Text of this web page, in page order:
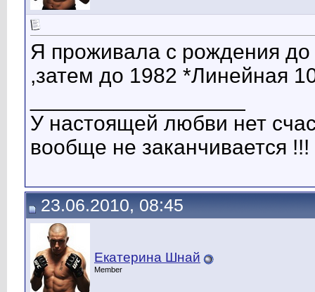
Я проживала с рождения
,затем до 1982 *Линейная
У настоящей любви нет
вообще не заканчивается !!!
23.06.2010, 08:45
Екатерина Шнай
Member